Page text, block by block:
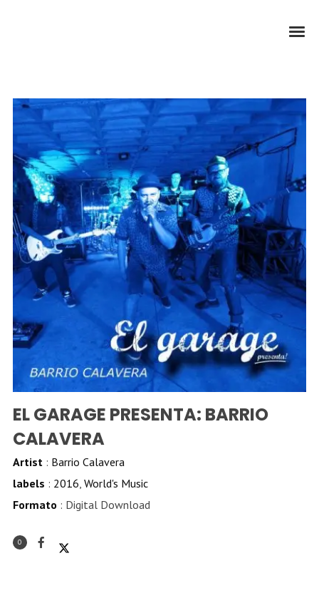
EL GARAGE PRESENTA: BARRIO
CALAVERA
Artist: Barrio Calavera
labels : 2016, World's Music
Formato : Digital Download
0